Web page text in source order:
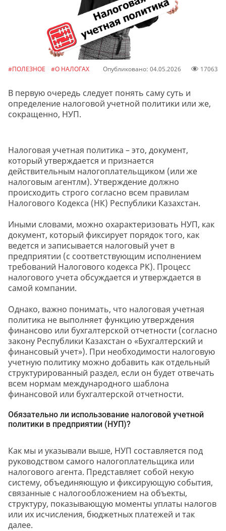
#ПОЛЕЗНОЕ #О НАЛОГАХ Опубликовано: 04.05.2026 17063
В первую очередь следует понять саму суть и
определение налоговой учетной политики или же,
сокращенно, НУП.
Налоговая учетная политика – это, документ,
который утверждается и признается
действительным налогоплательщиком (или же
налоговым агентлм). Утверждение должно
происходить строго согласно всем правилам
Налогового Кодекса (НК) Республики Казахстан.
Иными словами, можно охарактеризовать НУП, как
документ, который фиксирует порядок того, как
ведется и записывается налоговый учет в
предприятии (с соответствующим исполнением
требований Налогового кодекса РК). Процесс
налогового учета обсуждается и утверждается в
самой компании.
Однако, важно понимать, что налоговая учетная
политика не выполняет функцию утверждения
финансово или бухгалтерской отчетности (согласно
закону Республики Казахстан о «Бухгалтерский и
финансовый учет»). При необходимости налоговую
учетную политику можно добавить как отдельный
структурированный раздел, если он будет отвечать
всем нормам международного шаблона
финансовой или бухгалтерской отчетности.
Обязательно ли использование налоговой учетной
политики в предприятии (НУП)?
Как мы и указывали выше, НУП составляется под
руководством самого налогоплательщика или
налогового агента. Представляет собой некую
систему, объединяющую и фиксирующую события,
связанные с налогообложением на объекты,
структуру, показывающую моменты уплаты налогов
или их исчисления, бюджетных платежей и так
далее.